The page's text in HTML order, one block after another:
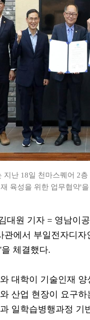
지난 18일 천마스퀘어 2
육성을 위한 업무협약'
대원 기자 = 영남이
관에서 부일전자디
체결했다.
대학이 기술인재
산업 현장이 요구
일학습병행과정